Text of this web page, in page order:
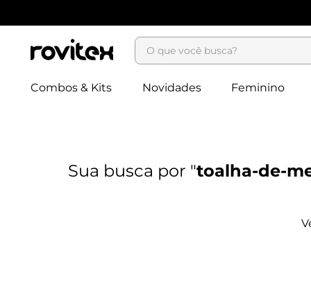
O que você busca?
Combos & Kits Novidades Feminino
toalha-de-